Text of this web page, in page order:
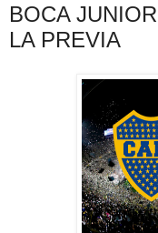
BOCA
LA PREVIA